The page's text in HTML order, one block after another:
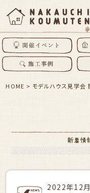
HOME > モデルハウス見学会
2022年12